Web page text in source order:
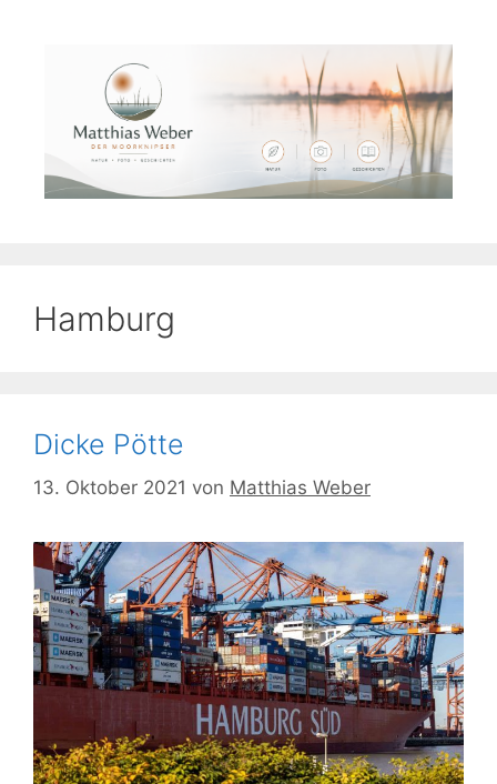
Hamburg
Dicke Pötte
13. Oktober 2021 von Matthias Weber